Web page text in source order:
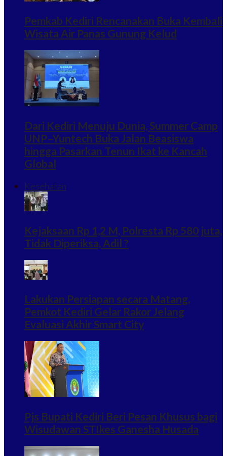
Pemkab Kediri Rencanakan Buka Kembali
Wisata Air Panas Gunung Kelud
Dari Kediri Menuju Dunia, Summer Camp
UNP–Yuntech Buka Jalan Beasiswa
hingga Pasarkan Tenun Ikat ke Kancah
Global
Kesehatan
Kejaksaan Rp 1,2 M, Polresta Rp 580 juta,
Tidak Diperiksa, Adil ?
Lakukan Persiapan secara Matang,
Pemkot Kediri Gelar Rakor Jelang
Evaluasi Akhir Smart City
Pjs Bupati Kediri Beri Pesan Khusus bagi
Wisudawan STIkes Ganesha Husada